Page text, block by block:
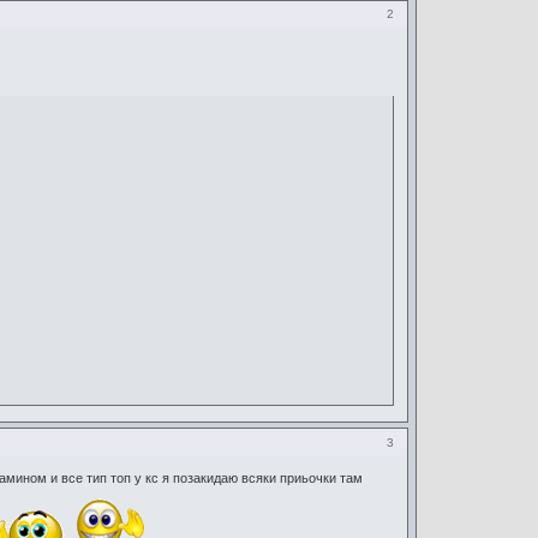
2
3
и все тип топ у кс я позакидаю всяки приьочки там